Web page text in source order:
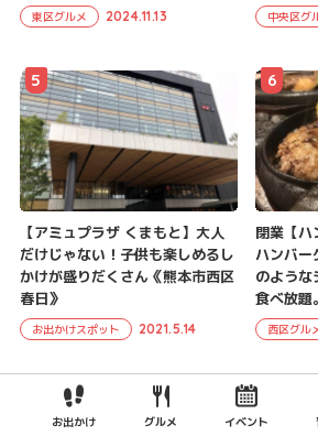
東区グルメ 2024.11.13 中央区グ
【アミュプラザ くまもと】大人
だけじゃない！子供も楽しめるし
かけが盛りだくさん《熊本市西区
春日》
お出かけスポット 2021.5.14
5
閉業【ハ
ハンバー
のような
食べ放題。
西区グル
6
お出かけ グルメ イベント